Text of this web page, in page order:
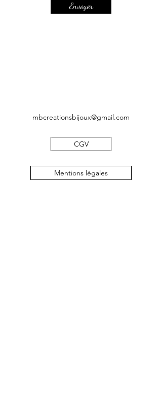
Envoyer
mbcreationsbijoux@gmail.com
CGV
Mentions légales